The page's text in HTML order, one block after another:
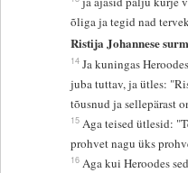
õliga ja tegid nad
Ristija Johannese surm
14 Ja kuningas
juba tuttav, ja ütles:
tõusnud ja sellepärast
15 Aga teised ütlesid:
prohvet nagu üks
16 Aga kui Heroodes